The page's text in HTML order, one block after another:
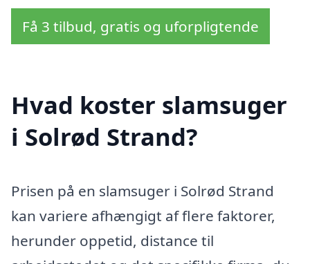
Få 3 tilbud, gratis og uforpligtende
Hvad koster slamsuger
i Solrød Strand?
Prisen på en slamsuger i Solrød Strand
kan variere afhængigt af flere faktorer,
herunder oppetid, distance til